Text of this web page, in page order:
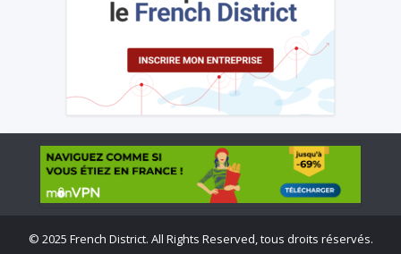
© 2025 French District. All Rights Reserved, tous droits réservés.